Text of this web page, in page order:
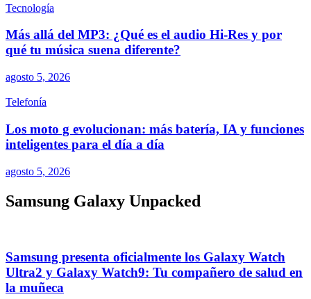
Tecnología
Más allá del MP3: ¿Qué es el audio Hi-Res y por
qué tu música suena diferente?
agosto 5, 2026
Telefonía
Los moto g evolucionan: más batería, IA y funciones
inteligentes para el día a día
agosto 5, 2026
Samsung Galaxy Unpacked
Samsung presenta oficialmente los Galaxy Watch
Ultra2 y Galaxy Watch9: Tu compañero de salud en
la muñeca